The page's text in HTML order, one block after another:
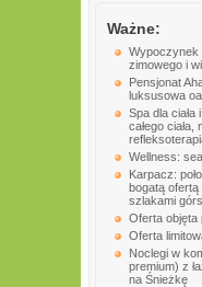
Ważne:
Wypoczynek
zimowego i
Pensjonat
luksusowa
Spa dla
całego
Wellness:
Karpacz:
bogatą
szlakami
Oferta objęta
Oferta
Noclegi w
premium) z
na Śnieżkę